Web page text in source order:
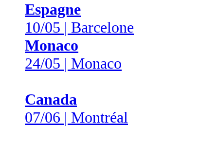
Espagne
10/05 | Barcelone
Monaco
24/05 | Monaco
Canada
07/06 | Montréal